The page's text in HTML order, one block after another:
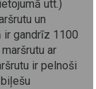
utt.)
un
ir gandrīz 1100
ar
ir pelnoši